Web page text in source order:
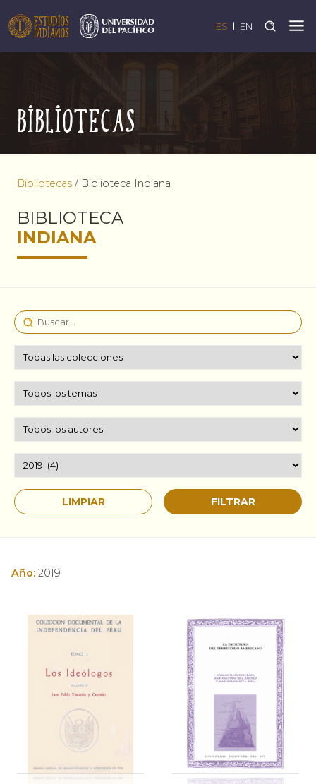
ES EN
Bibliotecas
Bibliotecas / Biblioteca Indiana
BIBLIOTECA
INDIANA
Año: 2019